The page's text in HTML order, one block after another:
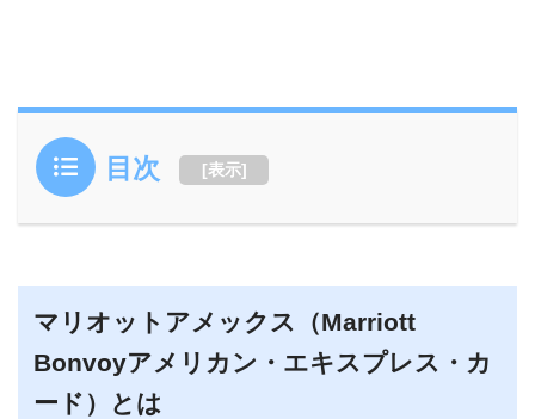
目次 [表示]
マリオットアメックス（Marriott
Bonvoyアメリカン・エキスプレス・カ
ード）とは